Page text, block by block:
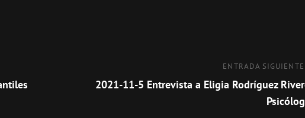
siguiente
ENTRADA SIGUIENTE
2021-11-5 Entrevista a Eligia Rodríguez